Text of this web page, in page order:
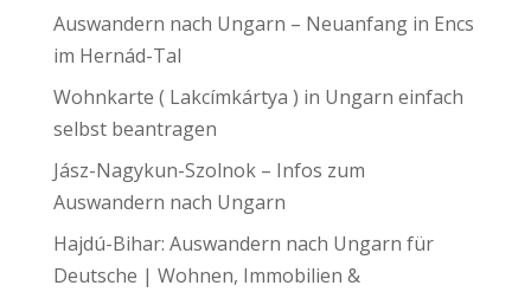
Auswandern nach Ungarn – Neuanfang in Encs
im Hernád-Tal
Wohnkarte ( Lakcímkártya ) in Ungarn einfach
selbst beantragen
Jász-Nagykun-Szolnok – Infos zum
Auswandern nach Ungarn
Hajdú-Bihar: Auswandern nach Ungarn für
Deutsche | Wohnen, Immobilien &